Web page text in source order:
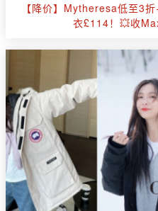
【降价】Mytheresa低至3
衣£114！💥收